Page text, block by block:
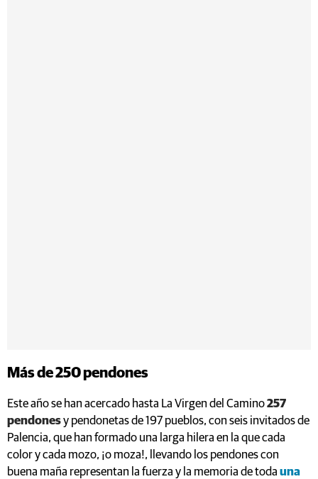
Más de 250 pendones
Este año se han acercado hasta La Virgen del Camino257
pendonesy pendonetas de 197 pueblos, con seis invitados de
Palencia, que han formado una larga hilera en la que cada
color y cada mozo, ¡o moza!, llevando los pendones con
buena maña representan la fuerza y la memoria de toda una